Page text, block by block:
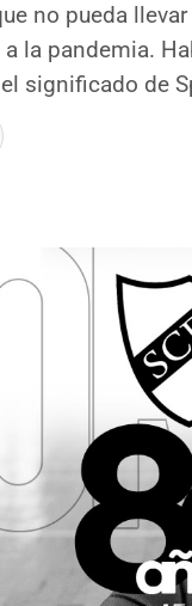
no pueda
la pandemia.
significado de